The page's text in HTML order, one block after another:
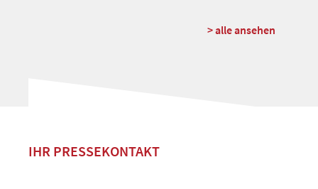
> alle ansehen
IHR PRESSEKONTAKT